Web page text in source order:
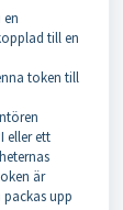
till en
token till
eller ett
är
packas upp